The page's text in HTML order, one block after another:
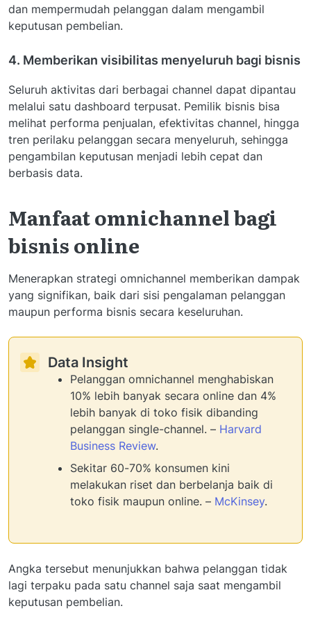
dan mempermudah pelanggan dalam mengambil
keputusan pembelian.
4. Memberikan visibilitas menyeluruh bagi bisnis
Seluruh aktivitas dari berbagai channel dapat dipantau
melalui satu dashboard terpusat. Pemilik bisnis bisa
melihat performa penjualan, efektivitas channel, hingga
tren perilaku pelanggan secara menyeluruh, sehingga
pengambilan keputusan menjadi lebih cepat dan
berbasis data.
Manfaat omnichannel bagi
bisnis online
Menerapkan strategi omnichannel memberikan dampak
yang signifikan, baik dari sisi pengalaman pelanggan
maupun performa bisnis secara keseluruhan.
Data Insight
Pelanggan omnichannel menghabiskan
10% lebih banyak secara online dan 4%
lebih banyak di toko fisik dibanding
pelanggan single-channel. – Harvard
Business Review.
Sekitar 60-70% konsumen kini
melakukan riset dan berbelanja baik di
toko fisik maupun online. – McKinsey.
Angka tersebut menunjukkan bahwa pelanggan tidak
lagi terpaku pada satu channel saja saat mengambil
keputusan pembelian.